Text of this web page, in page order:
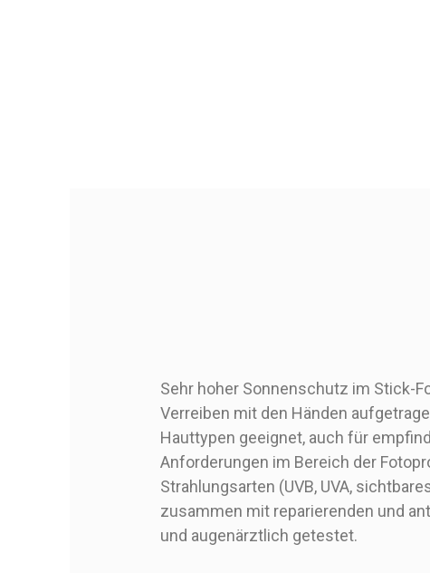
Sehr hoher Sonnenschutz im Stick-
Verreiben mit den Händen
Hauttypen geeignet, auch für
Anforderungen im Bereich der
Strahlungsarten (UVB, UVA,
zusammen mit reparierenden und
und augenärztlich getestet.